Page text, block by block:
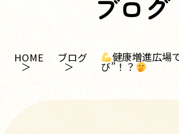
ブログ
HOME ブログ 健康増進広場
び”！？